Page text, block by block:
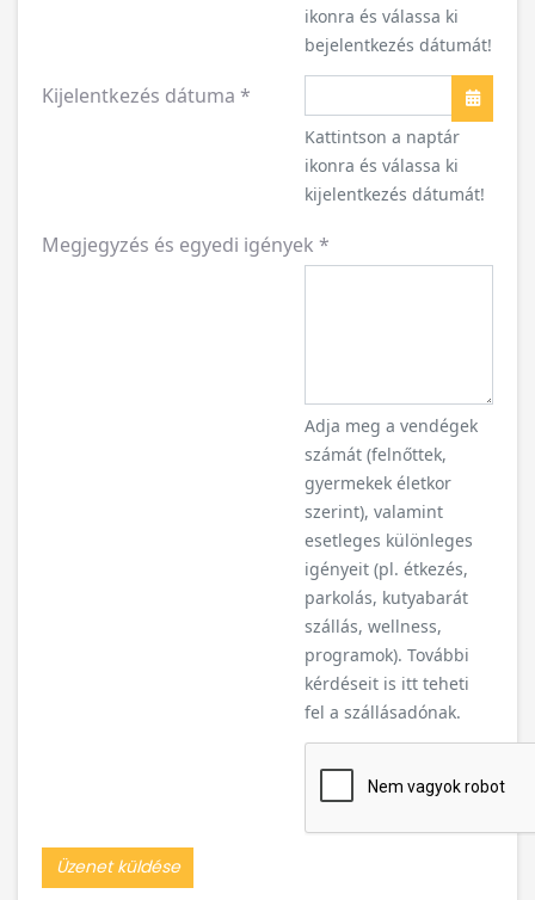
ikonra és válassa ki
bejelentkezés dátumát!
Kijelentkezés dátuma *
Naptár
Kattintson a naptár
ikonra és válassa ki
kijelentkezés dátumát!
Megjegyzés és egyedi igények *
Adja meg a vendégek
számát (felnőttek,
gyermekek életkor
szerint), valamint
esetleges különleges
igényeit (pl. étkezés,
parkolás, kutyabarát
szállás, wellness,
programok). További
kérdéseit is itt teheti
fel a szállásadónak.
Üzenet küldése